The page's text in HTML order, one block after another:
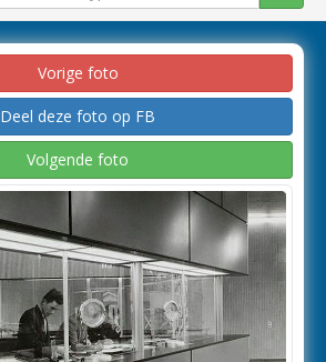
Vorige foto
Deel deze foto op FB
Volgende foto